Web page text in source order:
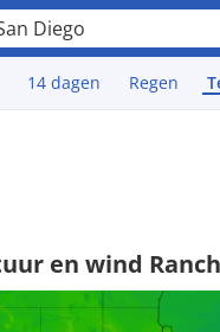
Diego
14 dagen Regen
en wind